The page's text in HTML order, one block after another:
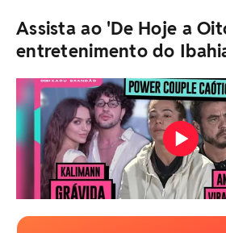
Assista ao 'De Hoje a
entretenimento do